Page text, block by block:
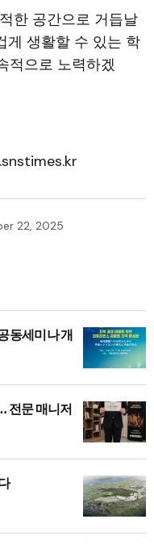
한 공간으로 거듭날
게 생활할 수 있는 학
적으로 노력하겠
22, 2025
동세미나 개
전문 매니저